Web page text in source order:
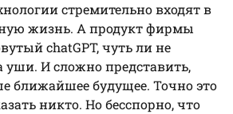
стремительно входят в
жизнь. А продукт фирмы
chatGPT, чуть ли не
уши. И сложно представить,
ближайшее будущее. Точно это
никто. Но бесспорно, что